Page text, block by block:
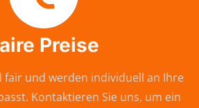
Preise
fair und werden individuell an Ihre
Kontaktieren Sie uns, um ein